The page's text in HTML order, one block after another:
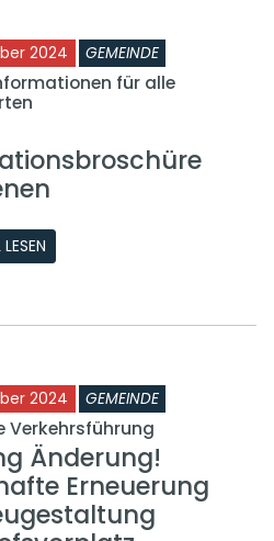
2024 GEMEINDE
für alle
2024 GEMEINDE
Verkehrsführung
Änderung!
Erneuerung